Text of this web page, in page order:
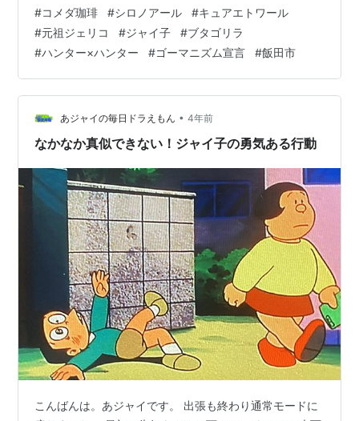
の妹」を dora-world.com を彷彿とさせますね！ 念のた
め申し上げておきますが、 私は、「ブタ」や「ゴリラ」
を見たとしても 「ブタゴリラ」を思い出しません・・・
「ブタゴリラ」は、「ハンター×ハンター」のキメラアン
トのように 「ブタ」と「ゴリラ」を…
#コメダ珈琲 #シロノアール #キュアエトワール
#元祖ジェリコ #ジャイ子 #ブタゴリラ
#ハンター×ハンター #ゴーマニズム宣言 #飯田市
あジャイの毎日ドラえもん • 4年前
なかなか真似できない！ジャイ子の勇気ある行動
こんばんは。あジャイです。 出張も終わり通常モードに